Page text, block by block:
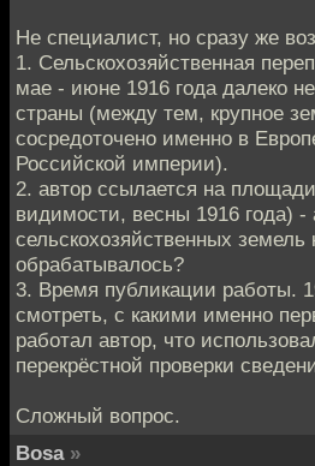
Не специалист, но сразу же
1. Сельскохозяйственная
мае - июне 1916 года далеко
страны (между тем, крупное
сосредоточено именно в
Российской империи).
2. автор ссылается на
видимости, весны 1916 года) -
сельскохозяйственных
обрабатывалось?
3. Время публикации работы.
смотреть, с какими именно
работал автор, что
перекрёстной проверки
Сложный вопрос.
Bosa »